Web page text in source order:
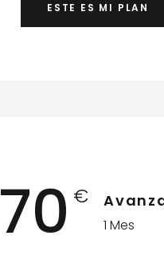
ESTE ES MI PLAN
70 €
1 Mes